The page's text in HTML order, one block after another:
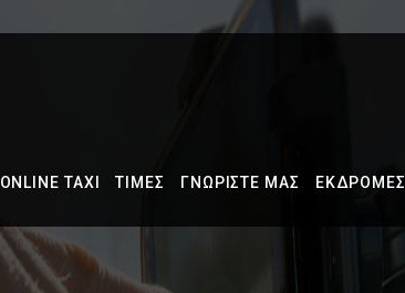
ONLINE TAXI ΤΙΜΕΣ ΓΝΩΡΙΣΤΕ ΜΑΣ ΕΚΔΡΟΜΕΣ